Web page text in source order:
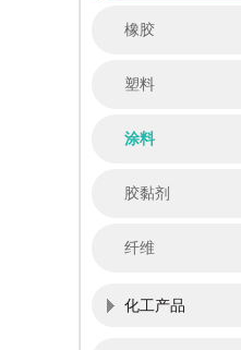
橡胶
塑料
涂料
胶黏剂
纤维
化工产品